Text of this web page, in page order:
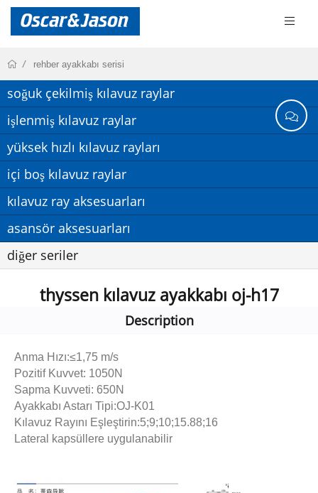
rehber ayakkabı serisi
soğuk çekilmiş kılavuz raylar
işlenmiş kılavuz raylar
yüksek hızlı kılavuz rayları
içi boş kılavuz raylar
kılavuz ray aksesuarları
asansör aksesuarları
diğer seriler
thyssen kılavuz ayakkabı oj-h17
Description
Anma Hızı:≤1,75 m/s
Pozitif Kuvvet: 1050N
Sapma Kuvveti: 650N
Ayakkabı Astarı Tipi:OJ-K01
Kılavuz Rayını Eşleştirin:5;9;10;15.88;16
Lateral kapsüllere uygulanabilir